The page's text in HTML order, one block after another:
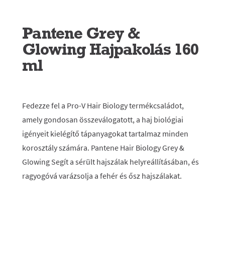
Pantene Grey &
Glowing Hajpakolás 160
ml
Fedezze fel a Pro-V Hair Biology termékcsaládot,
amely gondosan összeválogatott, a haj biológiai
igényeit kielégítő tápanyagokat tartalmaz minden
korosztály számára. Pantene Hair Biology Grey &
Glowing Segít a sérült hajszálak helyreállításában, és
ragyogóvá varázsolja a fehér és ősz hajszálakat.